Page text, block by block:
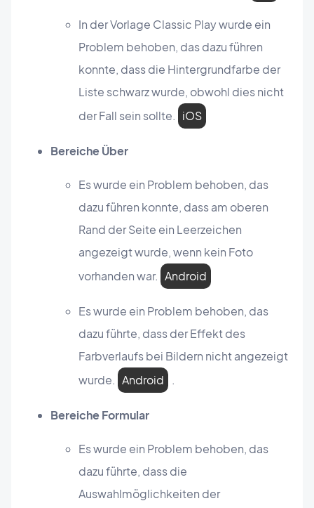
In der Vorlage Classic Play wurde ein
Problem behoben, das dazu führen
konnte, dass die Hintergrundfarbe der
Liste schwarz wurde, obwohl dies nicht
der Fall sein sollte. iOS
Bereiche Über
Es wurde ein Problem behoben, das
dazu führen konnte, dass am oberen
Rand der Seite ein Leerzeichen
angezeigt wurde, wenn kein Foto
vorhanden war. Android
Es wurde ein Problem behoben, das
dazu führte, dass der Effekt des
Farbverlaufs bei Bildern nicht angezeigt
wurde. Android .
Bereiche Formular
Es wurde ein Problem behoben, das
dazu führte, dass die
Auswahlmöglichkeiten der